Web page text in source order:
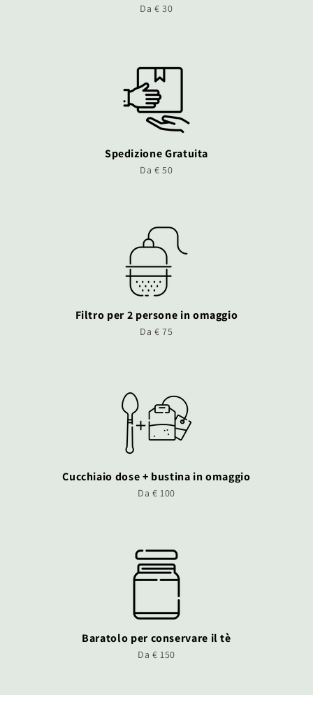
Da € 30
Spedizione Gratuita
Da € 50
Filtro per 2 persone in omaggio
Da € 75
Cucchiaio dose + bustina in omaggio
Da € 100
Baratolo per conservare il tè
Da € 150